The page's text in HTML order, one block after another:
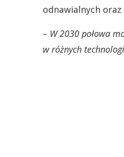
odnawialnych oraz
– W 2030 połowa
w różnych